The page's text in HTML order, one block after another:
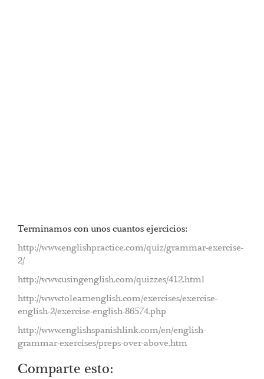
Terminamos con unos cuantos ejercicios:
http://www.englishpractice.com/quiz/grammar-exercise-
2/
http://www.usingenglish.com/quizzes/412.html
http://www.tolearnenglish.com/exercises/exercise-
english-2/exercise-english-86574.php
http://www.englishspanishlink.com/en/english-
grammar-exercises/preps-over-above.htm
Comparte esto: